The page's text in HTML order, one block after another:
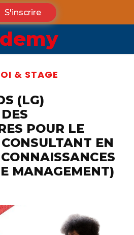
S'inscrire
& STAGE
(LG)
POUR LE
EN
MANAGEMENT)